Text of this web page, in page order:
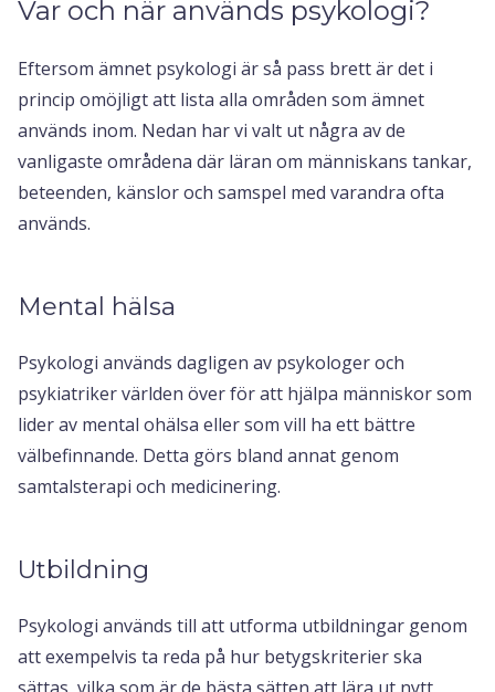
Var och när används psykologi?
Eftersom ämnet psykologi är så pass brett är det i
princip omöjligt att lista alla områden som ämnet
används inom. Nedan har vi valt ut några av de
vanligaste områdena där läran om människans tankar,
beteenden, känslor och samspel med varandra ofta
används.
Mental hälsa
Psykologi används dagligen av psykologer och
psykiatriker världen över för att hjälpa människor som
lider av mental ohälsa eller som vill ha ett bättre
välbefinnande. Detta görs bland annat genom
samtalsterapi och medicinering.
Utbildning
Psykologi används till att utforma utbildningar genom
att exempelvis ta reda på hur betygskriterier ska
sättas, vilka som är de bästa sätten att lära ut nytt